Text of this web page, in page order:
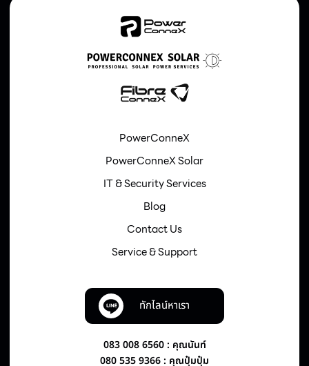
PowerConneX
PowerConneX Solar
IT & Security Services
Blog
Contact Us
Service & Support
ทักไลน์หาเรา
083 008 6560 : คุณนันท์
080 535 9366 : คุณปุ๋มปุ๋ม